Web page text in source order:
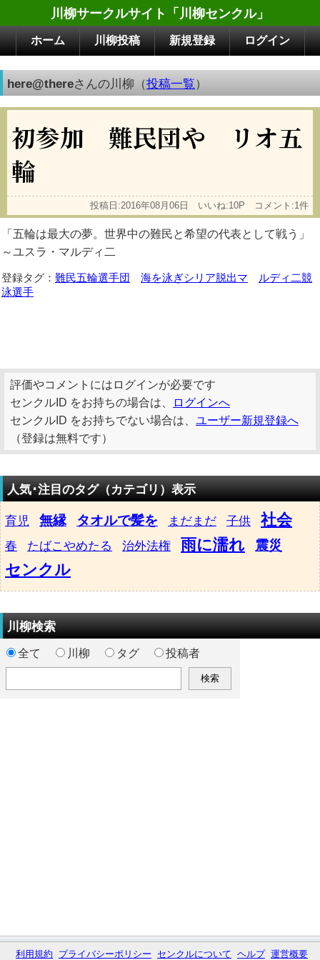
川柳サークルサイト「川柳センクル」
ホーム 川柳投稿 新規登録 ログイン
here@thereさんの川柳（投稿一覧）
初参加 難民団や リオ五
輪
投稿日:2016年08月06日 いいね:10P コメント:1件
「五輪は最大の夢。世界中の難民と希望の代表として戦う」
～ユスラ・マルディ二
登録タグ： 難民五輪選手団 海を泳ぎシリア脱出マ
ルディ二競
泳選手
評価やコメントにはログインが必要です
センクルID をお持ちの場合は、
ログインへ
センクルID をお持ちでない場合は、 ユーザー新規登録へ
（登録は無料です）
人気･注目のタグ（カテゴリ）表示
育児 無縁 タオルで髪を まだまだ 子供 社会
春 たばこやめたる 治外法権 雨に濡れ 震災
センクル
川柳検索
全て 川柳 タグ 投稿者
利用規約 プライバシーポリシー センクルについて ヘルプ 運営概要